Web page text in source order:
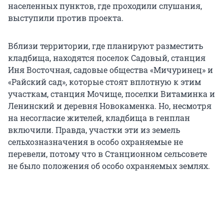
населенных пунктов, где проходили слушания,
выступили против проекта.
Вблизи территории, где планируют разместить
кладбища, находятся поселок Садовый, станция
Иня Восточная, садовые общества «Мичуринец» и
«Райский сад», которые стоят вплотную к этим
участкам, станция Мочище, поселки Витаминка и
Ленинский и деревня Новокаменка. Но, несмотря
на несогласие жителей, кладбища в генплан
включили. Правда, участки эти из земель
сельхозназначения в особо охраняемые не
перевели, потому что в Станционном сельсовете
не было положения об особо охраняемых землях.